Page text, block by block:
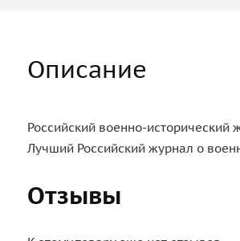
Описание
Российский военно-
Лучший Российский журнал о
Отзывы